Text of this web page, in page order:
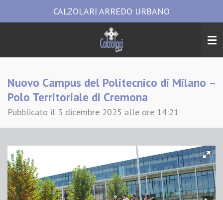
al
CALZOLARI ARREDO URBANO
Nuovo Campus del Politecnico di Milano –
Polo Territoriale di Cremona
Pubblicato il 3 dicembre 2025 alle ore 14:21